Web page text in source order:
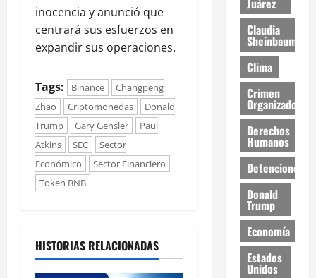
inocencia y anunció que
centrará sus esfuerzos en
expandir sus operaciones.
Tags: Binance
Changpeng
Zhao
Criptomonedas
Donald
Trump
Gary Gensler
Paul
Atkins
SEC
Sector
Económico
Sector Financiero
Token BNB
HISTORIAS RELACIONADAS
Juárez
Claudia
Sheinbaum
Clima
Crimen
Organizado
Derechos
Humanos
Detenciones
Donald
Trump
Economía
Estados
Unidos